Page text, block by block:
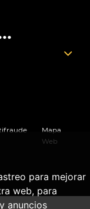
para mejorar
web, para
anuncios
Mapa
Web